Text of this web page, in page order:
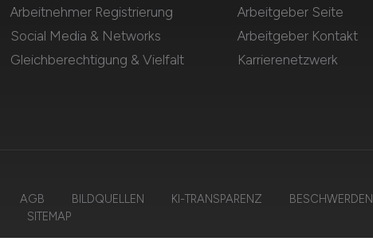
Arbeitnehmer Registrierung
Social Media & Networks
Gleichberechtigung & Vielfalt
Arbeitgeber Seite
Arbeitgeber Kontakt
Karrierenetzwerk
AGB BILDQUELLEN KI-TRANSPARENZ
BESCHWERDEN
SITEMAP